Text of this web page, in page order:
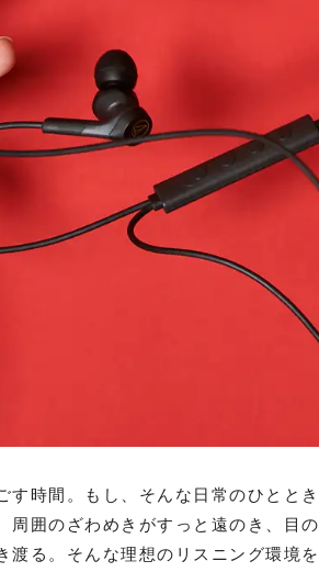
時間。もし、そんな日常のひととき
周囲のざわめきがすっと遠のき、目の
渡る。そんな理想のリスニング環境を